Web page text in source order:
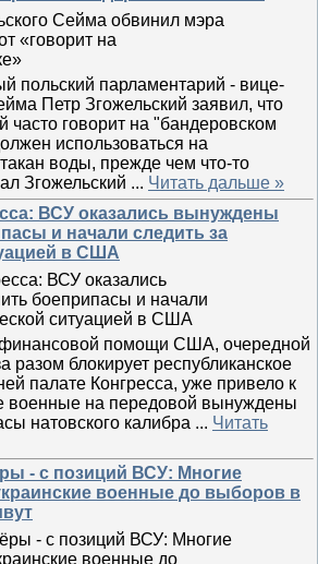
польский парламентарий - вице-
Петр Згожельский заявил, что
говорит на "бандеровском
использоваться на
воды, прежде чем что-то
Згожельский ... Читать дальше »
ВСУ оказались вынуждены
и начали следить за
в США
финансовой помощи США, очередной
разом блокирует республиканское
палате Конгресса, уже привело к
военные на передовой вынуждены
натовского калибра ... Читать
- с позиций ВСУ: Многие
военные до выборов в